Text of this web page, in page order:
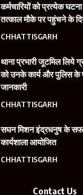
कर्मचारियों को प्रत्येक
तत्काल मौके पर पहुंचने के
CHHATTISGARH
थाना प्रभारी जूटमिल लिये
को उनके कार्य और पुलिस के
जानकारी
CHHATTISGARH
सघन मिशन इंद्रधनुष के
कार्यशाला आयोजित
CHHATTISGARH
Contact Us